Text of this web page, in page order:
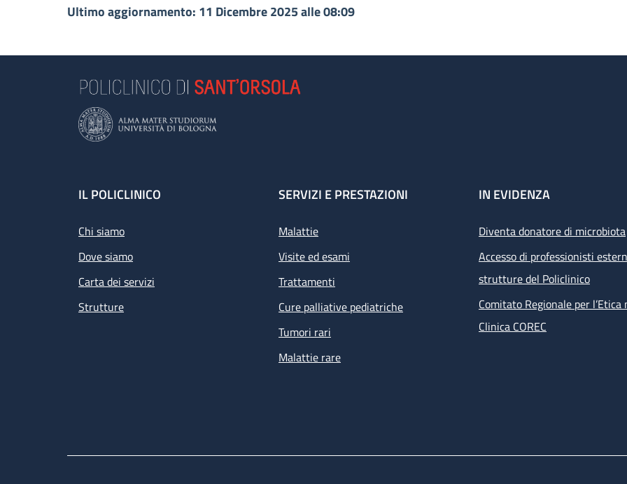
Ultimo aggiornamento: 11 Dicembre 2025 alle 08:09
Footer
IL POLICLINICO
Chi siamo
Dove siamo
Carta dei servizi
Strutture
SERVIZI E PRESTAZIONI
Malattie
Visite ed esami
Trattamenti
Cure palliative pediatriche
Tumori rari
Malattie rare
IN EVIDENZA
Diventa donatore di microbiota
Accesso di professionisti
strutture del Policlinico
Comitato Regionale per l’Etica
Clinica COREC